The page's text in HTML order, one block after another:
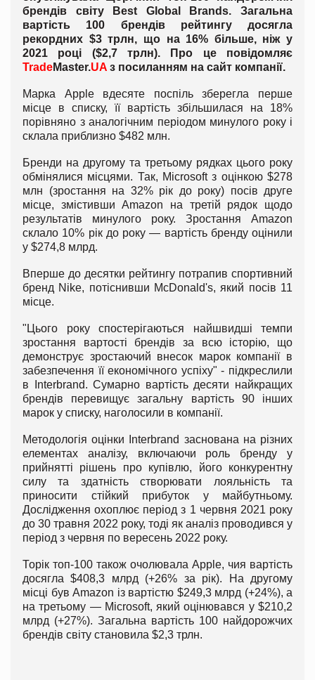
брендів світу Best Global Brands. Загальна
вартість 100 брендів рейтингу досягла
рекордних $3 трлн, що на 16% більше, ніж у
2021 році ($2,7 трлн). Про це повідомляє
TradeMaster.UA з посиланням на сайт компанії.
Марка Apple вдесяте поспіль зберегла перше
місце в списку, її вартість збільшилася на 18%
порівняно з аналогічним періодом минулого року і
склала приблизно $482 млн.
Бренди на другому та третьому рядках цього року
обмінялися місцями. Так, Microsoft з оцінкою $278
млн (зростання на 32% рік до року) посів друге
місце, змістивши Amazon на третій рядок щодо
результатів минулого року. Зростання Amazon
склало 10% рік до року — вартість бренду оцінили
у $274,8 млрд.
Вперше до десятки рейтингу потрапив спортивний
бренд Nike, потіснивши McDonald's, який посів 11
місце.
"Цього року спостерігаються найшвидші темпи
зростання вартості брендів за всю історію, що
демонструє зростаючий внесок марок компанії в
забезпечення її економічного успіху" - підкреслили
в Interbrand. Сумарно вартість десяти найкращих
брендів перевищує загальну вартість 90 інших
марок у списку, наголосили в компанії.
Методологія оцінки Interbrand заснована на різних
елементах аналізу, включаючи роль бренду у
прийнятті рішень про купівлю, його конкурентну
силу та здатність створювати лояльність та
приносити стійкий прибуток у майбутньому.
Дослідження охоплює період з 1 червня 2021 року
до 30 травня 2022 року, тоді як аналіз проводився у
період з червня по вересень 2022 року.
Торік топ-100 також очолювала Apple, чия вартість
досягла $408,3 млрд (+26% за рік). На другому
місці був Amazon із вартістю $249,3 млрд (+24%), а
на третьому — Microsoft, який оцінювався у $210,2
млрд (+27%). Загальна вартість 100 найдорожчих
брендів світу становила $2,3 трлн.